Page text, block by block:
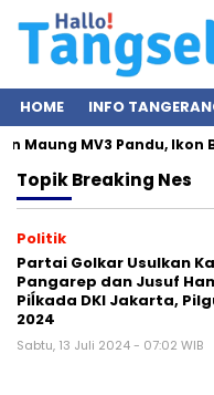
HOME INFO
Maung MV3 Pandu, Ikon
TopikBreaking Nes
Politik
Partai Golkar Usulkan
Pangarep dan Jusuf
Piĺkada DKI Jakarta,
2024
Sabtu, 13 Juli 2024 - 07:02 WIB